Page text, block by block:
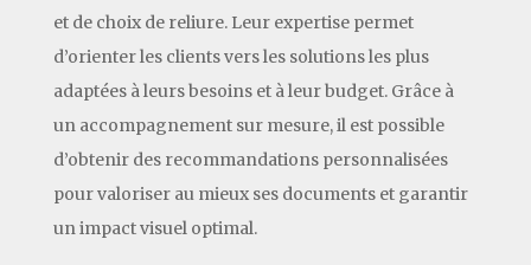
et de choix de reliure. Leur expertise permet
d’orienter les clients vers les solutions les plus
adaptées à leurs besoins et à leur budget. Grâce à
un accompagnement sur mesure, il est possible
d’obtenir des recommandations personnalisées
pour valoriser au mieux ses documents et garantir
un impact visuel optimal.